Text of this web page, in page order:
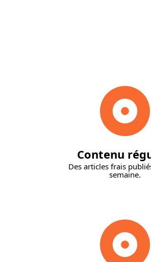
Contenu
Des articles frais
semaine.